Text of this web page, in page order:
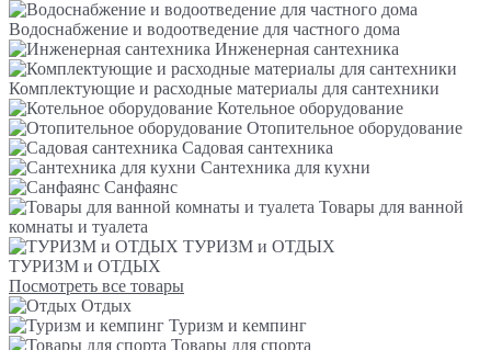
Водоснабжение и водоотведение для частного дома
Инженерная сантехника
Комплектующие и расходные материалы для сантехники
Котельное оборудование
Отопительное оборудование
Садовая сантехника
Сантехника для кухни
Санфаянс
Товары для ванной
комнаты и туалета
ТУРИЗМ и ОТДЫХ
ТУРИЗМ и ОТДЫХ
Посмотреть все товары
Отдых
Туризм и кемпинг
Товары для спорта